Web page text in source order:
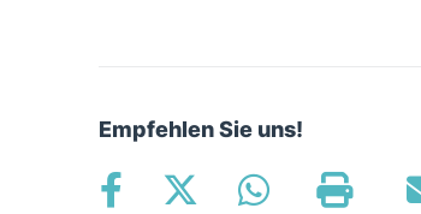
Empfehlen Sie uns!